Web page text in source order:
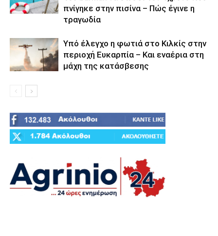
πνίγηκε στην πισίνα – Πώς έγινε η
τραγωδία
Υπό έλεγχο η φωτιά στο Κιλκίς στην
περιοχή Ευκαρπία – Και εναέρια στη
μάχη της κατάσβεσης